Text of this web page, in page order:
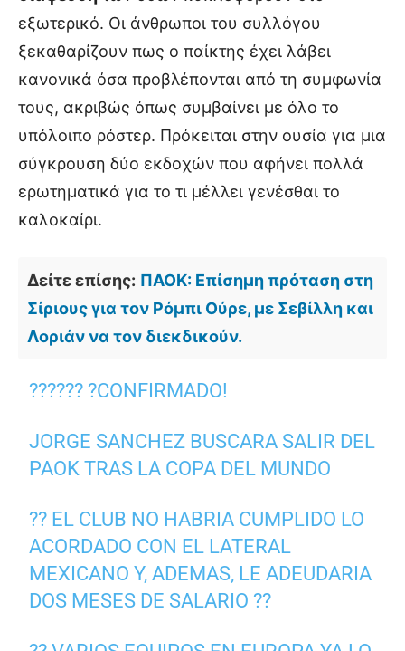
εξωτερικό. Οι άνθρωποι του συλλόγου
ξεκαθαρίζουν πως ο παίκτης έχει λάβει
κανονικά όσα προβλέπονται από τη συμφωνία
τους, ακριβώς όπως συμβαίνει με όλο το
υπόλοιπο ρόστερ. Πρόκειται στην ουσία για μια
σύγκρουση δύο εκδοχών που αφήνει πολλά
ερωτηματικά για το τι μέλλει γενέσθαι το
καλοκαίρι.
Δείτε επίσης: ΠΑΟΚ: Επίσημη πρόταση στη
Σίριους για τον Ρόμπι Ούρε, με Σεβίλλη και
Λοριάν να τον διεκδικούν.
?????? ?CONFIRMADO!
JORGE SANCHEZ BUSCARA SALIR DEL
PAOK TRAS LA COPA DEL MUNDO
?? EL CLUB NO HABRIA CUMPLIDO LO
ACORDADO CON EL LATERAL
MEXICANO Y, ADEMAS, LE ADEUDARIA
DOS MESES DE SALARIO ??